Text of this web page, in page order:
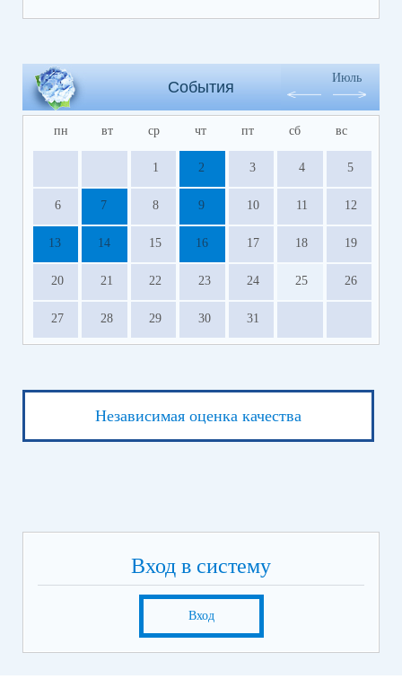
События
Июль
пн вт ср чт пт сб вс
1 2 3 4 5
6 7 8 9 10 11 12
13 14 15 16 17 18 19
20 21 22 23 24 25 26
27 28 29 30 31
Независимая оценка качества
Вход в систему
Вход